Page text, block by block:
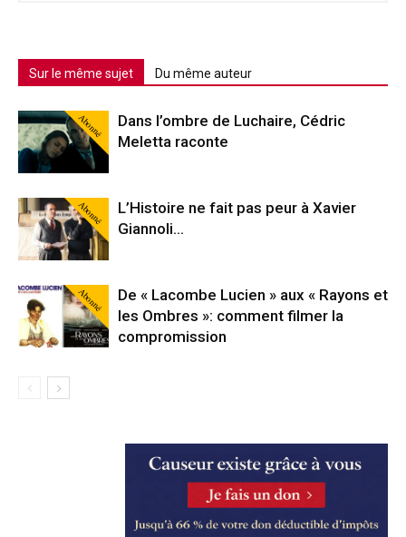
Sur le même sujet Du même auteur
Abonné
Dans l’ombre de Luchaire, Cédric
Meletta raconte
Abonné
L’Histoire ne fait pas peur à Xavier
Giannoli…
Abonné
De « Lacombe Lucien » aux « Rayons et
les Ombres »: comment filmer la
compromission